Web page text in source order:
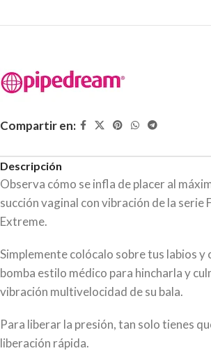
Compartir en:
Descripción
Observa cómo se infla de placer al
succión vaginal con vibración de la serie
Extreme.
Simplemente colócalo sobre tus labios y
bomba estilo médico para hincharla y
vibración multivelocidad de su bala.
Para liberar la presión, tan solo tienes
liberación rápida.